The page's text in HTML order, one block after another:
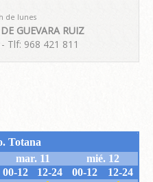
de lunes
GUEVARA RUIZ
Tlf: 968 421 811